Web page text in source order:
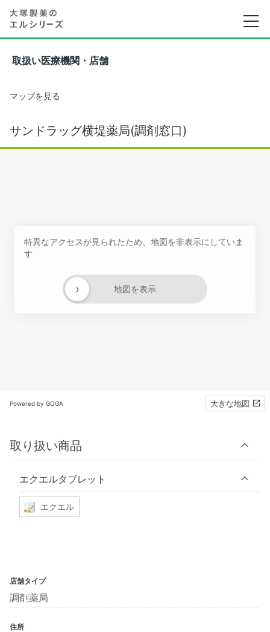
取扱い医療機関・店舗
マップを見る
サンドラッグ横堤薬局(調剤窓口)
特異なアクセスが見られたため、地図を非表示にしていま
す
地図を表示
›
Powered by GOGA 大きな地図
取り扱い商品
エクエルタブレット
エクエル
店舗タイプ
調剤薬局
住所